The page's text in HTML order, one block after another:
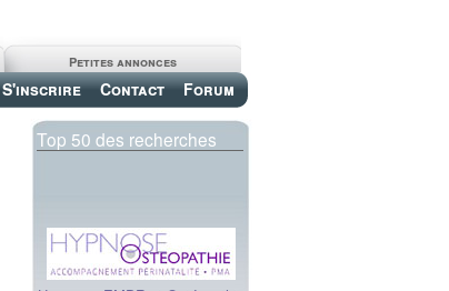
S'inscrire Contact Forum
Petites annonces
Top 50 des recherches